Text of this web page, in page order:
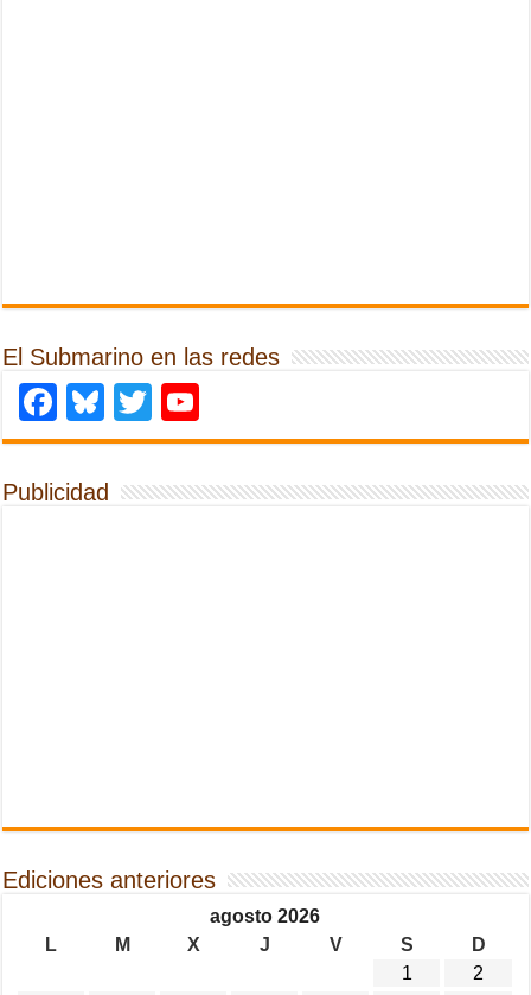
El Submarino en las redes
Facebook
Bluesky
Twitter
Publicidad
Ediciones anteriores
agosto 2026
L
M X J V S
D
1
2